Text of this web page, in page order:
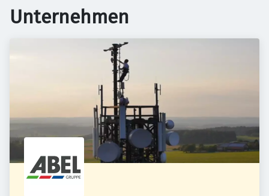
Unternehmen